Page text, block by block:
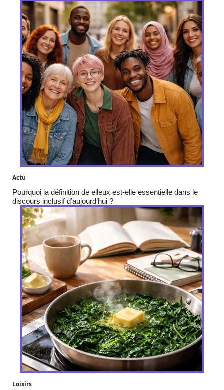
Actu
Pourquoi la définition de elleux est-elle essentielle dans le
discours inclusif d’aujourd’hui ?
Loisirs